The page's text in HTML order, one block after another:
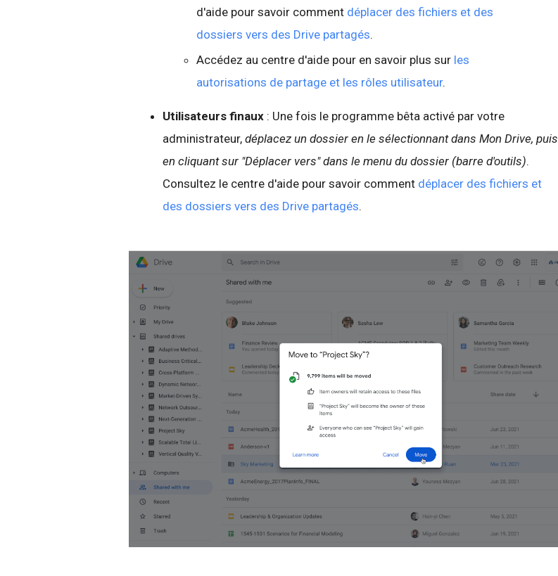
d'aide pour savoir comment déplacer des fichiers et des
dossiers vers des Drive partagés.
Accédez au centre d'aide pour en savoir plus sur les
autorisations de partage et les rôles utilisateur.
Utilisateurs finaux : Une fois le programme bêta activé par votre
administrateur, déplacez un dossier en le sélectionnant dans Mon Drive, puis
en cliquant sur "Déplacer vers" dans le menu du dossier (barre d'outils).
Consultez le centre d'aide pour savoir comment déplacer des fichiers et
des dossiers vers des Drive partagés.